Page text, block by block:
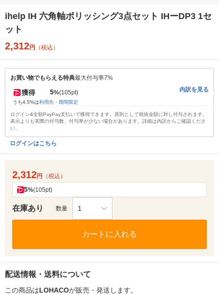
ihelp IH 六角軸ポリッシング3点セット IHーDP3 1セ
ット
2,312円 （税込）
お買い物でもらえる特典最大付与率7%
獲得 5%(105pt)
うち4.5%は利用先・期間限定
内訳を見る
ログイン&全額PayPay支払いで獲得できます。原則として税抜金額に対し付与されます。
表示よりも実際の付与数、付与率が少ない場合があります。詳細は内訳からご確認くださ
い。
ログインはこちら
2,312円 （税込）
5%(105pt)
在庫あり 数量 1
カートに入れる
配送情報・送料について
この商品はLOHACOが販売・発送します。